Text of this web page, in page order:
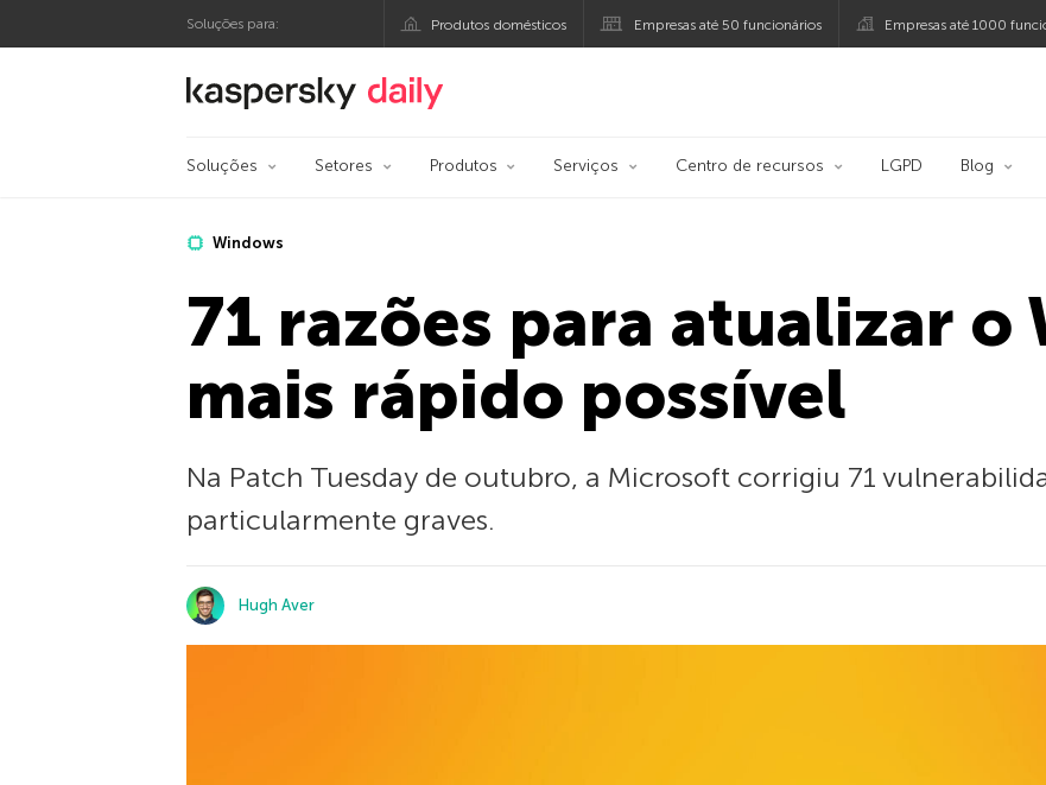
Soluções para: Produtos domésticos Empresas até 50 funcionários Empresas até 1000
Blog oficial da Kaspersky
Soluções Setores Produtos Serviços Centro de recursos LGPD Blog
Windows
71 razões para atualizar o
mais rápido possível
Na Patch Tuesday de outubro, a Microsoft corrigiu 71
particularmente graves.
Hugh Aver